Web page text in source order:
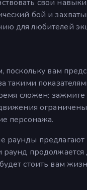
свои
бой и
для любителей
вам
такими
сложен:
персонажа.
раунды
продолжается
стоить вам